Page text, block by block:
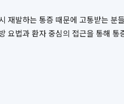
재발하는 통증 때문에 고통받는 분
법과 환자 중심의 접근을 통해 통